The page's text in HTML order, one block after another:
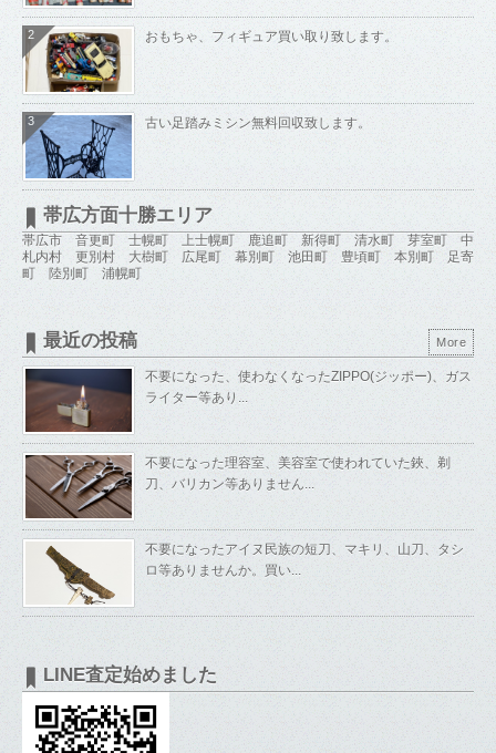
おもちゃ、フィギュア買い取り致します。
2
古い足踏みミシン無料回収致します。
3
帯広方面十勝エリア
帯広市 音更町 士幌町 上士幌町 鹿追町 新得町 清水町 芽室町 中
札内村 更別村 大樹町 広尾町 幕別町 池田町 豊頃町 本別町 足寄
町 陸別町 浦幌町
最近の投稿
不要になった、使わなくなったZIPPO(ジッポー)、ガス
ライター等あり...
不要になった理容室、美容室で使われていた鋏、剃
刀、バリカン等ありません...
不要になったアイヌ民族の短刀、マキリ、山刀、タシ
ロ等ありませんか。買い...
More
LINE査定始めました